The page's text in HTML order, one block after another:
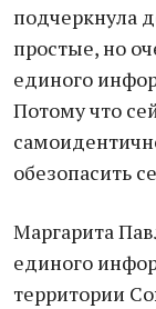
подчеркнула
простые, но
единого
Потому что
обезопасить
Маргарита
единого
территории